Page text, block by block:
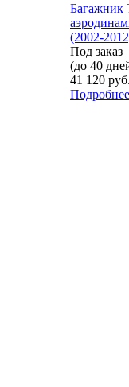
Багажник
(2002-
Под заказ
(до 40
41 120
Подробнее